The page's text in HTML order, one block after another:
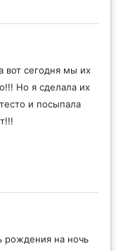
вот сегодня мы их
Но я сделала их
и посыпала
рождения на ночь